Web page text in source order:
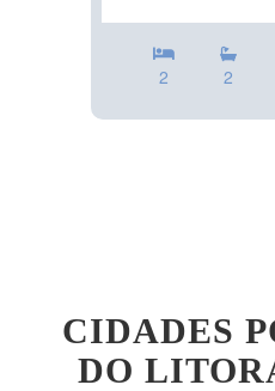
2 2
CIDADES
DO